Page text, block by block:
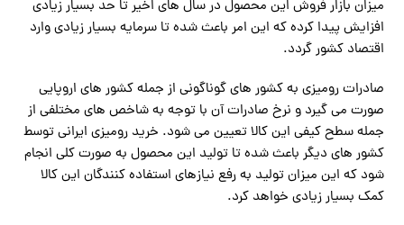
میزان بازار فروش این محصول در سال های اخیر تا حد بسیار زیادی
افزایش پیدا کرده که این امر باعث شده تا سرمایه بسیار زیادی وارد
اقتصاد کشور گردد.
صادرات رومیزی به کشور های گوناگونی از جمله کشور های اروپایی
صورت می گیرد و نرخ صادرات آن با توجه به شاخص های مختلفی از
جمله سطح کیفی این کالا تعیین می شود. خرید رومیزی ایرانی توسط
کشور های دیگر باعث شده تا تولید این محصول به صورت کلی انجام
شود که این میزان تولید به رفع نیازهای استفاده کنندگان این کالا
کمک بسیار زیادی خواهد کرد.